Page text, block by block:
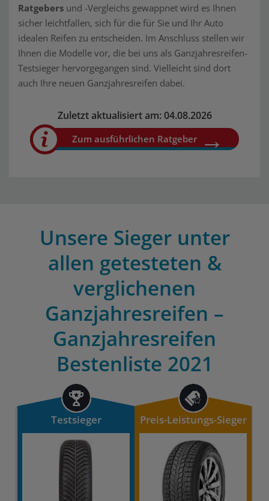
Ratgebers und -Vergleichs gewappnet wird es Ihnen
sicher leichtfallen, sich für die für Sie und Ihr Auto
idealen Reifen zu entscheiden. Im Anschluss stellen wir
Ihnen die Modelle vor, die bei uns als Ganzjahresreifen-
Testsieger hervorgegangen sind. Vielleicht sind dort
auch Ihre neuen Ganzjahresreifen dabei.
Zuletzt aktualisiert am: 04.08.2026
Zum ausführlichen Ratgeber
Unsere Sieger unter
allen getesteten &
verglichenen
Ganzjahresreifen –
Ganzjahresreifen
Bestenliste 2021
Testsieger Preis-Leistungs-Sieger